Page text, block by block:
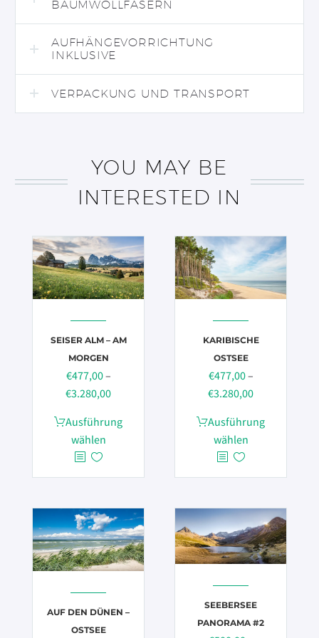
BAUMWOLLFASERN
AUFHÄNGEVORRICHTUNG
INKLUSIVE
VERPACKUNG UND TRANSPORT
YOU MAY BE
INTERESTED IN
SEISER ALM – AM
MORGEN
€477,00–
€3.280,00Preisspanne:
bis
Ausführung
wählen
Dieses
Produkt
weist
mehrere
auf.
Die
Optionen
können
Produktseite
gewählt
KARIBISCHE
OSTSEE
€477,00–
€3.280,00Preisspanne:
bis
Ausführung
wählen
Dieses
Produkt
weist
mehrere
auf.
Die
Optionen
können
der
Produktseite
gewählt
AUF DEN DÜNEN –
OSTSEE
SEEBERSEE
PANORAMA #2